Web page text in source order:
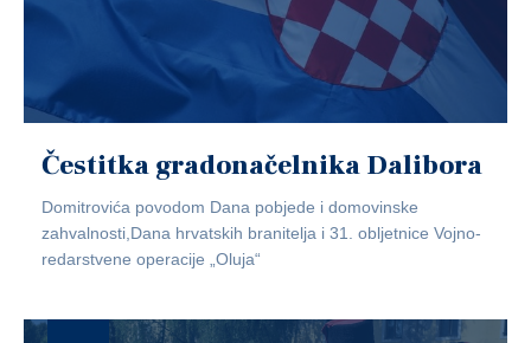
Čestitka gradonačelnika Dalibora
Domitrovića povodom Dana pobjede i domovinske
zahvalnosti,Dana hrvatskih branitelja i 31. obljetnice Vojno-
redarstvene operacije „Oluja“